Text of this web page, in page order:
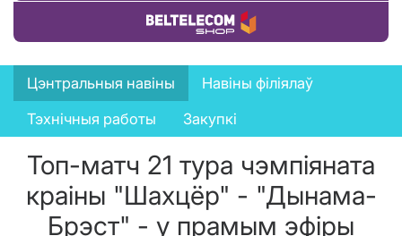
Купіць тавар
News
menu
Цэнтральныя навіны
Навіны філіялаў
Тэхнічныя работы
Закупкі
Топ-матч 21 тура чэмпіяната
краіны "Шахцёр" - "Дынама-
Брэст" - у прамым эфіры